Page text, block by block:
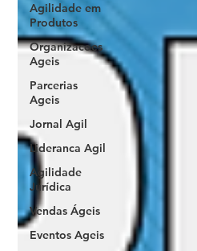
Agilidade em
Produtos
Organizacoes
Ageis
Parcerias
Ageis
Jornal Agil
Lideranca Agil
Agilidade
Jurídica
Vendas Ágeis
Eventos Ageis